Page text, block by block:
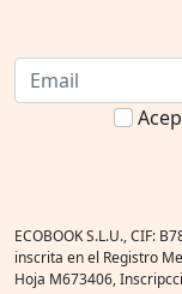
ECOBOOK S.L.U., CIF:
inscrita en el Registro
Hoja M673406,